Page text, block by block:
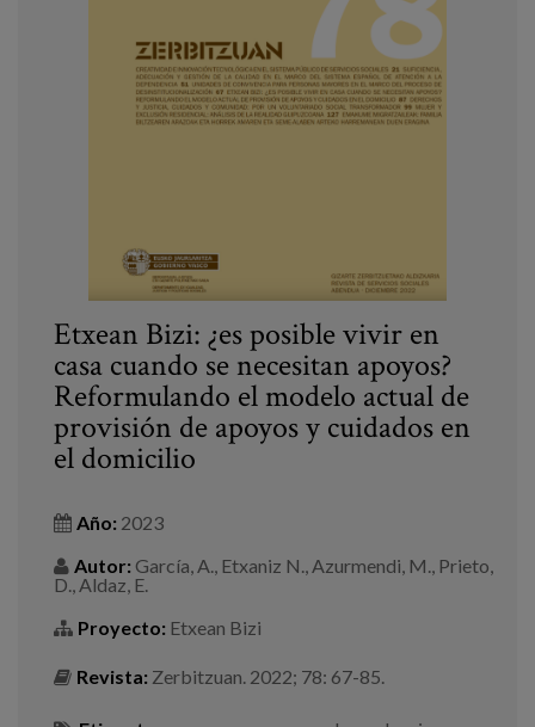
Etxean Bizi: ¿es posible vivir en
casa cuando se necesitan apoyos?
Reformulando el modelo actual de
provisión de apoyos y cuidados en
el domicilio
Año: 2023
Autor: García, A., Etxaniz N., Azurmendi, M., Prieto,
D., Aldaz, E.
Proyecto: Etxean Bizi
Revista: Zerbitzuan. 2022; 78: 67-85.